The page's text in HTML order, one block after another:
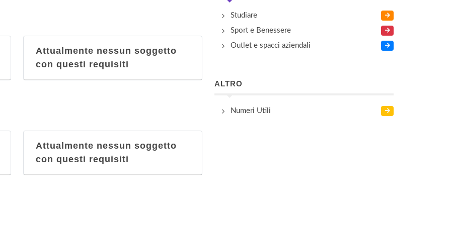
Attualmente nessun soggetto
con questi requisiti
Attualmente nessun soggetto
con questi requisiti
Studiare
Sport e Benessere
Outlet e spacci aziendali
ALTRO
Numeri Utili